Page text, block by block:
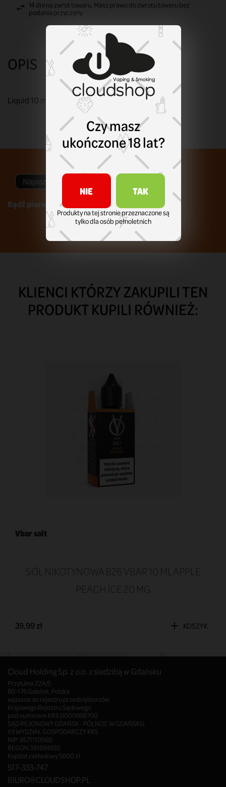
14 dni na zwrot towaru. Masz prawo do zwrotu towaru bez
podania przyczyny.
OPIS
Liquid 10 ml. Sól nikotynowa. Moc: 20 mg nikotyny.
Napisz swoją opinię
Bądź pierwszym który napisze recenzję !
KLIENCI KTÓRZY ZAKUPILI TEN
PRODUKT KUPILI RÓWNIEŻ:
Vbar salt
SÓL NIKOTYNOWA B26 VBAR 10 ML APPLE
PEACH ICE 20 MG
39,99 zł KOSZYK
Cloud Holding Sp. z o.o. z siedzibą w Gdańsku
Przytulna 22A/5
80-176 Gdańsk, Polska
wpisana do rejestru przedsiębiorców
Krajowego Rejestru Sądowego
pod numerem KRS 0000998700
SĄD REJONOWY GDAŃSK - PÓŁNOC W GDAŃSKU,
VII WYDZIAŁ GOSPODARCZY KRS
NIP: 9571110560
REGON 381694935
Kapitał zakładowy 5600 zł
517-333-747
BIURO@CLOUDSHOP.PL
Czy masz
ukończone 18 lat?
NIE TAK
Produkty na tej stronie przeznaczone są
tylko dla osób pełnoletnich